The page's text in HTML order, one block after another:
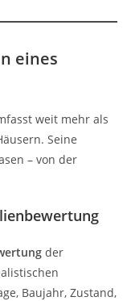
eines
weit mehr als
Seine
– von der
der
Baujahr, Zustand,